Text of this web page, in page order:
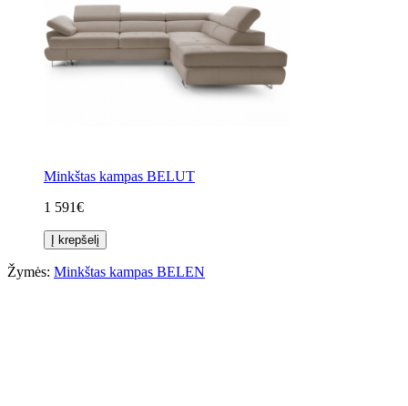
Minkštas kampas BELUT
1 591€
Į krepšelį
Žymės: Minkštas kampas BELEN